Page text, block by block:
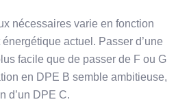
nécessaires varie en fonction
actuel. Passer d’une
facile que de passer de F ou G
en DPE B semble ambitieuse,
d’un DPE C.